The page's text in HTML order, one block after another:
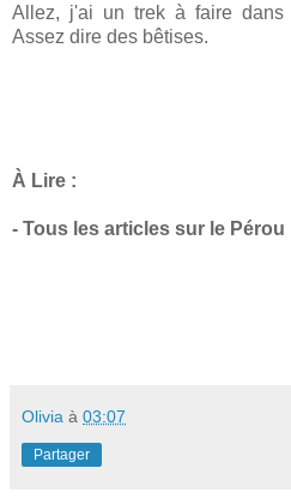
Allez, j'ai un trek à faire dans
Assez dire des bêtises.
À Lire :
- Tous les articles sur le Pérou
Olivia à 03:07
Partager